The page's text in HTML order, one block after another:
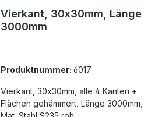
Vierkant, 30x30mm, Länge
3000mm
Produktnummer: 6017
Vierkant, 30x30mm, alle 4 Kanten +
Flächen gehämmert, Länge 3000mm,